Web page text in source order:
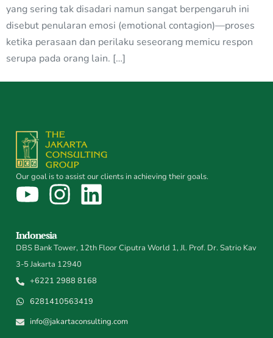
yang sering tak disadari namun sangat berpengaruh ini
disebut penularan emosi (emotional contagion)—proses
ketika perasaan dan perilaku seseorang memicu respon
serupa pada orang lain. […]
Our goal is to assist our clients in achieving their goals.
Indonesia
DBS Bank Tower, 12th Floor Ciputra World 1, Jl. Prof. Dr. Satrio Kav
3-5 Jakarta 12940
+6221 2988 8168
6281410563419
info@jakartaconsulting.com